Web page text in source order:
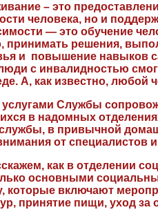
– это
человека, но и
— это обучение
принимать решения,
и повышение навыков
с инвалидностью
А, как известно,
Службы
в надомных
в привычной
от специалистов
как в отделении
основными
которые включают
принятие пищи, уход